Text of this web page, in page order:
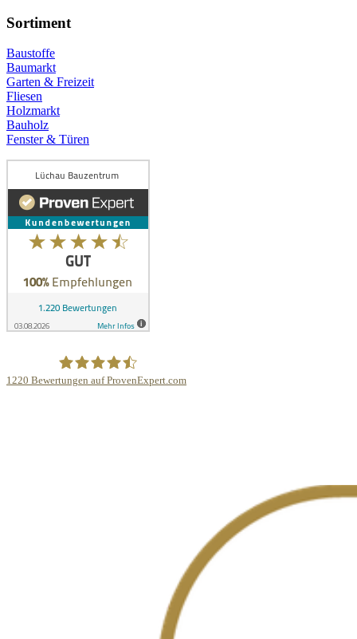
Sortiment
Baustoffe
Baumarkt
Garten & Freizeit
Fliesen
Holzmarkt
Bauholz
Fenster & Türen
1220 Bewertungen auf ProvenExpert.com